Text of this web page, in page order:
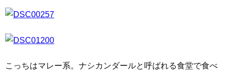
こっちはマレー系。ナシカンダールと呼ばれる食堂で食べ